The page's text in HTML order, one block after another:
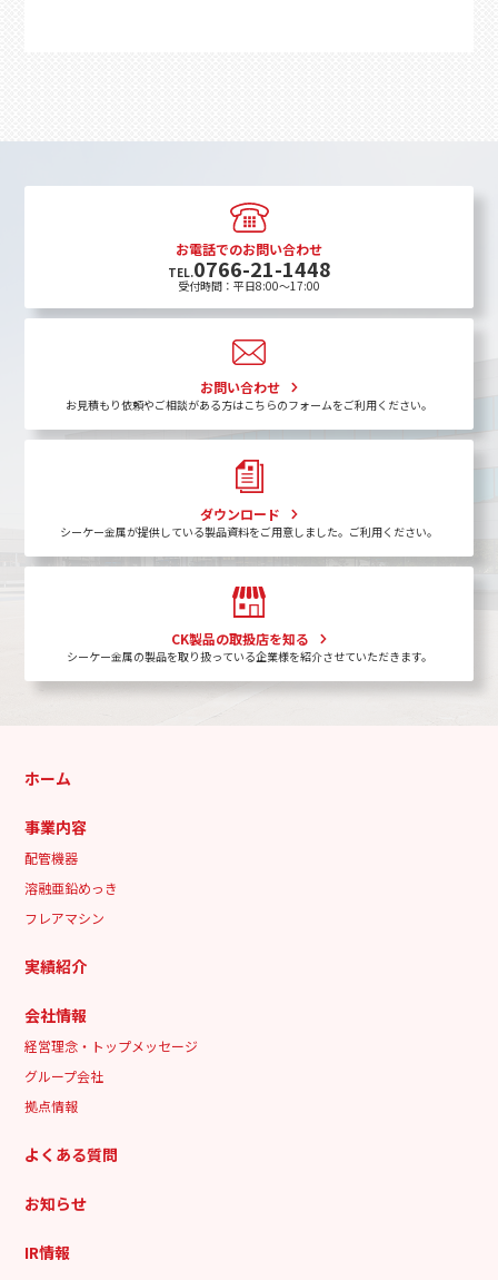
お電話でのお問い合わせ
TEL.0766-21-1448
受付時間：平日8:00〜17:00
お問い合わせ
お見積もり依頼やご相談がある方はこちらのフォームをご利用ください。
ダウンロード
シーケー金属が提供している製品資料をご用意しました。ご利用ください。
CK製品の取扱店を知る
シーケー金属の製品を取り扱っている企業様を紹介させていただきます。
ホーム
事業内容
配管機器
溶融亜鉛めっき
フレアマシン
実績紹介
会社情報
経営理念・トップメッセージ
グループ会社
拠点情報
よくある質問
お知らせ
IR情報